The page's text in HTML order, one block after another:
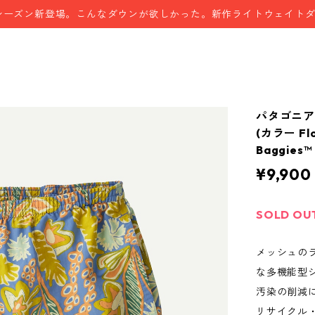
ーズン新登場。こんなダウンが欲しかった。新作ライトウェイト
パタゴニ
(カラー
Baggies™
¥9,900
SOLD
メッシュの
な多機能型
汚染の削減
リサイクル